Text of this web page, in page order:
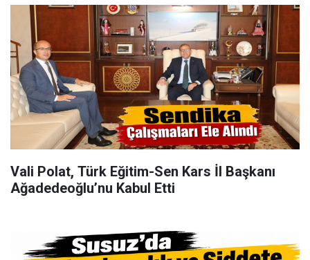
Vali Polat, Türk Eğitim-Sen Kars İl Başkanı
Ağadedeoğlu’nu Kabul Etti